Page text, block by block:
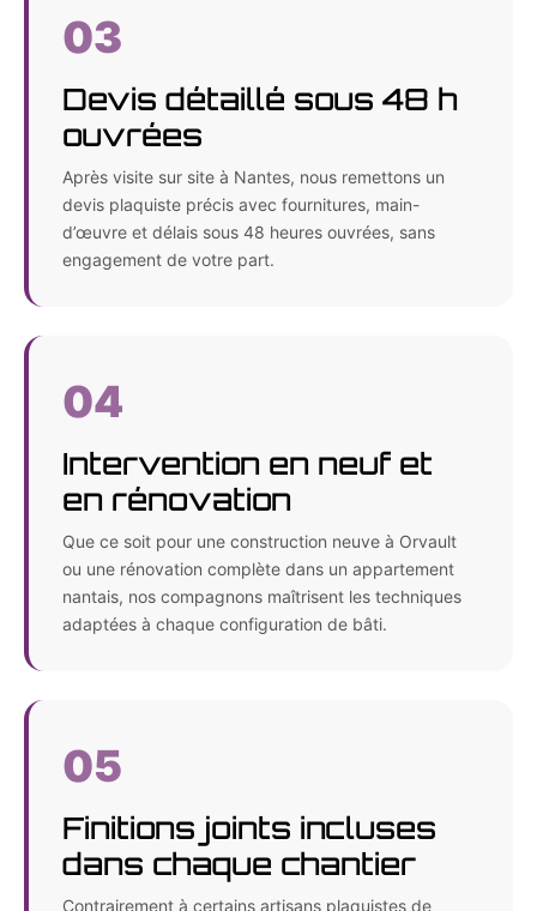
03
Devis détaillé sous 48 h
ouvrées
Après visite sur site à Nantes, nous remettons un
devis plaquiste précis avec fournitures, main-
d’œuvre et délais sous 48 heures ouvrées, sans
engagement de votre part.
04
Intervention en neuf et
en rénovation
Que ce soit pour une construction neuve à Orvault
ou une rénovation complète dans un appartement
nantais, nos compagnons maîtrisent les techniques
adaptées à chaque configuration de bâti.
05
Finitions joints incluses
dans chaque chantier
Contrairement à certains artisans plaquistes de